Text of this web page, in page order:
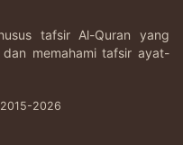
tafsir Al-Quran yang
memahami tafsir ayat-
2026